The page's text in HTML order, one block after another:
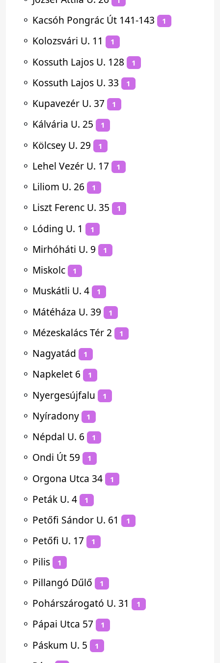
⚬ Kacsóh Pongrác Út 141-143 1
⚬ Kolozsvári U. 11 1
⚬ Kossuth Lajos U. 128 1
⚬ Kossuth Lajos U. 33 1
⚬ Kupavezér U. 37 1
⚬ Kálvária U. 25 1
⚬ Kölcsey U. 29 1
⚬ Lehel Vezér U. 17 1
⚬ Liliom U. 26 1
⚬ Liszt Ferenc U. 35 1
⚬ Lóding U. 1 1
⚬ Mirhóháti U. 9 1
⚬ Miskolc 1
⚬ Muskátli U. 4 1
⚬ Mátéháza U. 39 1
⚬ Mézeskalács Tér 2 1
⚬ Nagyatád 1
⚬ Napkelet 6 1
⚬ Nyergesújfalu 1
⚬ Nyíradony 1
⚬ Népdal U. 6 1
⚬ Ondi Út 59 1
⚬ Orgona Utca 34 1
⚬ Peták U. 4 1
⚬ Petőfi Sándor U. 61 1
⚬ Petőfi U. 17 1
⚬ Pilis 1
⚬ Pillangó Dűlő 1
⚬ Pohárszárogató U. 31 1
⚬ Pápai Utca 57 1
⚬ Páskum U. 5 1